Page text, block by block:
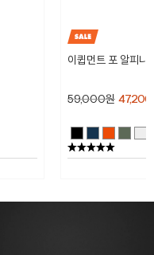
이큅먼트 포 알피
59,000원 47,200